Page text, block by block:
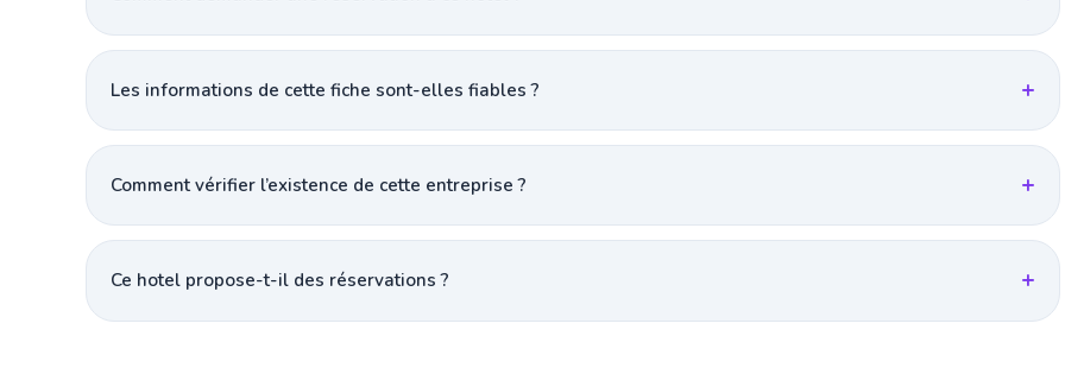
Les informations de cette fiche sont-elles fiables ?
Comment vérifier l’existence de cette entreprise ?
Ce hotel propose-t-il des réservations ?